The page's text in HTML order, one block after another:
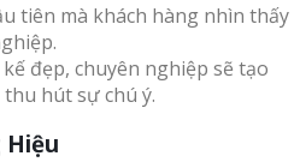
tiên mà khách hàng nhìn thấy
đẹp, chuyên nghiệp sẽ tạo
hút sự chú ý.
Hiệu